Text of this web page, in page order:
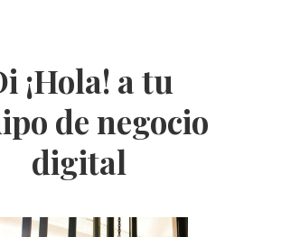
¡Hola! a tu
de negocio
digital